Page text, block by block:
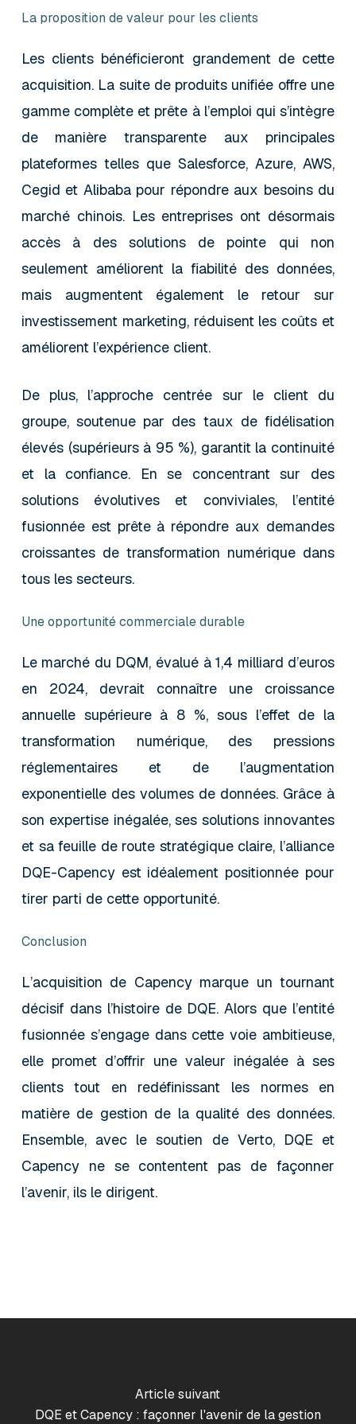
La proposition de valeur pour les clients
Les clients bénéficieront grandement de cette
acquisition. La suite de produits unifiée offre une
gamme complète et prête à l’emploi qui s’intègre
de manière transparente aux principales
plateformes telles que Salesforce, Azure, AWS,
Cegid et Alibaba pour répondre aux besoins du
marché chinois. Les entreprises ont désormais
accès à des solutions de pointe qui non
seulement améliorent la fiabilité des données,
mais augmentent également le retour sur
investissement marketing, réduisent les coûts et
améliorent l’expérience client.
De plus, l’approche centrée sur le client du
groupe, soutenue par des taux de fidélisation
élevés (supérieurs à 95 %), garantit la continuité
et la confiance. En se concentrant sur des
solutions évolutives et conviviales, l’entité
fusionnée est prête à répondre aux demandes
croissantes de transformation numérique dans
tous les secteurs.
Une opportunité commerciale durable
Le marché du DQM, évalué à 1,4 milliard d’euros
en 2024, devrait connaître une croissance
annuelle supérieure à 8 %, sous l’effet de la
transformation numérique, des pressions
réglementaires et de l’augmentation
exponentielle des volumes de données. Grâce à
son expertise inégalée, ses solutions innovantes
et sa feuille de route stratégique claire, l’alliance
DQE-Capency est idéalement positionnée pour
tirer parti de cette opportunité.
Conclusion
L’acquisition de Capency marque un tournant
décisif dans l’histoire de DQE. Alors que l’entité
fusionnée s’engage dans cette voie ambitieuse,
elle promet d’offrir une valeur inégalée à ses
clients tout en redéfinissant les normes en
matière de gestion de la qualité des données.
Ensemble, avec le soutien de Verto, DQE et
Capency ne se contentent pas de façonner
l’avenir, ils le dirigent.
Article suivant
DQE et Capency : façonner l'avenir de la gestion